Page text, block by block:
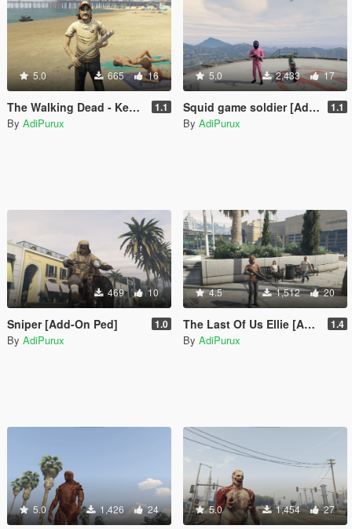
5.0 665 16
The Walking Dead - Kenny [Add-On Ped] 1.1
By AdiPurux
5.0 2,433 17
Squid game soldier [Add-On Ped] 1.1
By AdiPurux
469 10
Sniper [Add-On Ped] 1.0
By AdiPurux
4.5 1,512 20
The Last Of Us Ellie [Add-On Ped] 1.4
By AdiPurux
5.0 1,426 24 5.0 1,454 27